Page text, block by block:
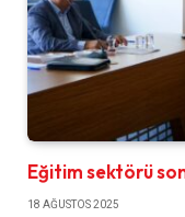
Eğitim sektörü
18 AĞUSTOS 2025